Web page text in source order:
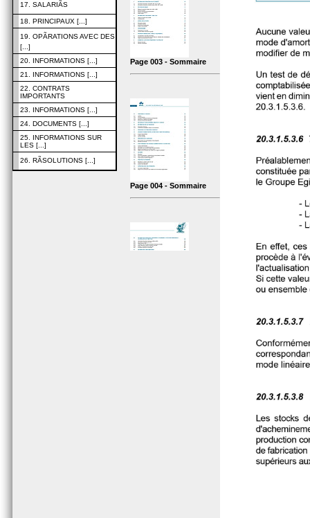
17. SALARIÃS
18. PRINCIPAUX [...]
19. OPÃRATIONS AVEC DES
[...]
20. INFORMATIONS [...]
21. INFORMATIONS [...]
22. CONTRATS
IMPORTANTS
23. INFORMATIONS [...]
24. DOCUMENTS [...]
25. INFORMATIONS SUR
LES [...]
26. RÃSOLUTIONS [...]
Page 003 - Sommaire
Page 004 - Sommaire